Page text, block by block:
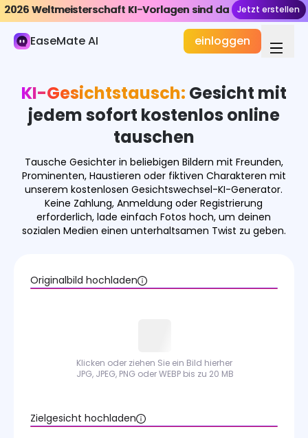
2026 Weltmeisterschaft KI-Vorlagen sind da Jetzt erstellen
2026 Weltmeisterschaft KI-Vorlagen sind da Jetzt erstellen
EaseMate AI einloggen
KI-Bild
Bildgenerator
KI Gesichtstausch
AI Paarfoto Maker
Alter Filter
KI-Kleiderwechsler
Celebrity Look Alike Finder
Mehr Effekte
Bildmodelle
KI-Gesichtstausch: Gesicht mit
jedem sofort kostenlos online
tauschen
Tausche Gesichter in beliebigen Bildern mit Freunden,
Prominenten, Haustieren oder fiktiven Charakteren mit
unserem kostenlosen Gesichtswechsel-KI-Generator.
Keine Zahlung, Anmeldung oder Registrierung
erforderlich, lade einfach Fotos hoch, um deinen
sozialen Medien einen unterhaltsamen Twist zu geben.
Originalbild hochladen
Klicken oder ziehen Sie ein Bild hierher
JPG, JPEG, PNG oder WEBP bis zu 20 MB
Zielgesicht hochladen